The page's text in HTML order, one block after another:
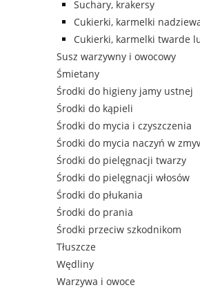
Suchary, krakersy
Cukierki, karmelki
Cukierki, karmelki twarde
Susz warzywny i owocowy
Śmietany
Środki do higieny jamy ustnej
Środki do kąpieli
Środki do mycia i czyszczenia
Środki do mycia naczyń w
Środki do pielęgnacji twarzy
Środki do pielęgnacji włosów
Środki do płukania
Środki do prania
Środki przeciw szkodnikom
Tłuszcze
Wędliny
Warzywa i owoce